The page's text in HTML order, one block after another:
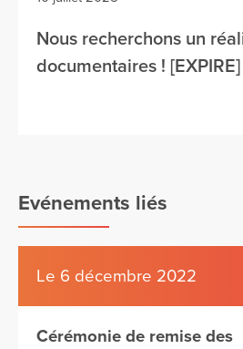
Nous recherchons un
documentaires ! [EXPIRE]
Evénements liés
Le 6 décembre 2022
Cérémonie de remise des